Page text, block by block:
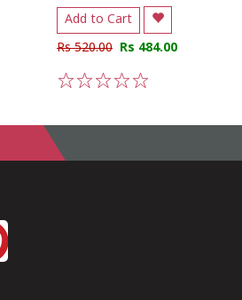
Add to Cart
Rs 520.00 Rs 484.00